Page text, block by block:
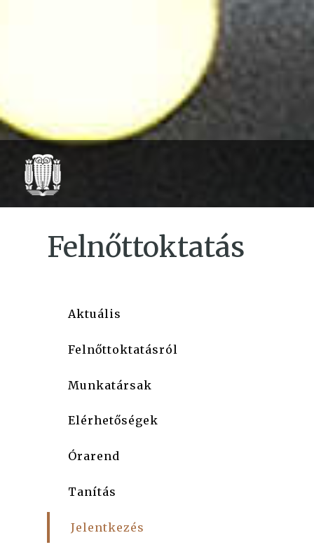
Felnőttoktatás
Aktuális
Felnőttoktatásról
Munkatársak
Elérhetőségek
Órarend
Tanítás
Jelentkezés